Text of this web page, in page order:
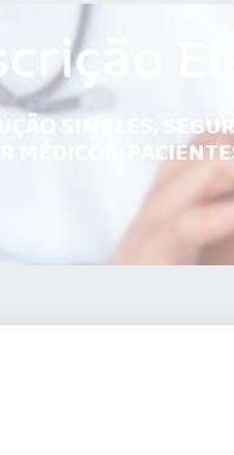
SIMPLES,
MÉDICOS,